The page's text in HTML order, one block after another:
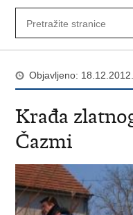
Objavljeno: 18.12.2012.
Krađa
Čazmi